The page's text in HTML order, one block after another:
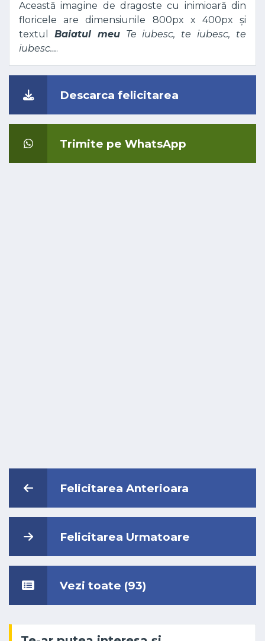
Această imagine de dragoste cu inimioară din
floricele are dimensiunile 800px x 400px și
textul Baiatul meuTe iubesc, te iubesc, te
iubesc….
Descarca felicitarea
Trimite pe WhatsApp
Felicitarea Anterioara
Felicitarea Urmatoare
Vezi toate (93)